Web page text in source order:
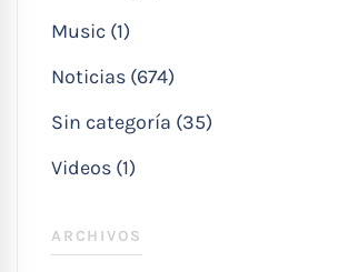
Music (1)
Noticias (674)
Sin categoría (35)
Videos (1)
ARCHIVOS